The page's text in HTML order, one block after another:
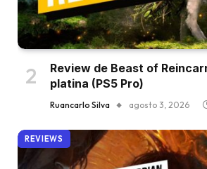
Review de Beast of
platina (PS5 Pro)
Ruancarlo Silva agosto 3, 2026
REVIEWS